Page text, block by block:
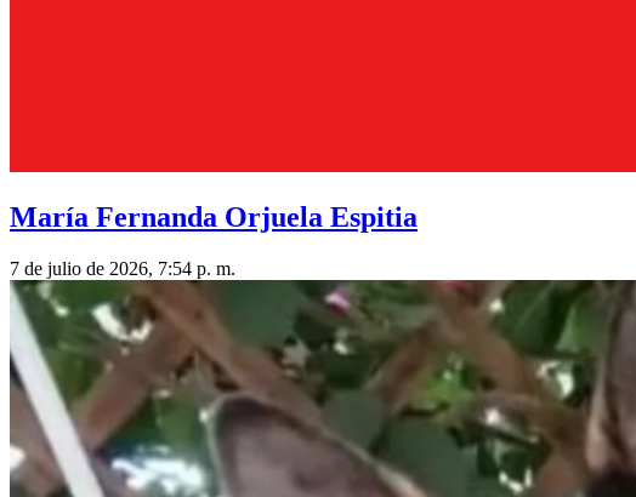
María Fernanda Orjuela Espitia
7 de julio de 2026, 7:54 p. m.